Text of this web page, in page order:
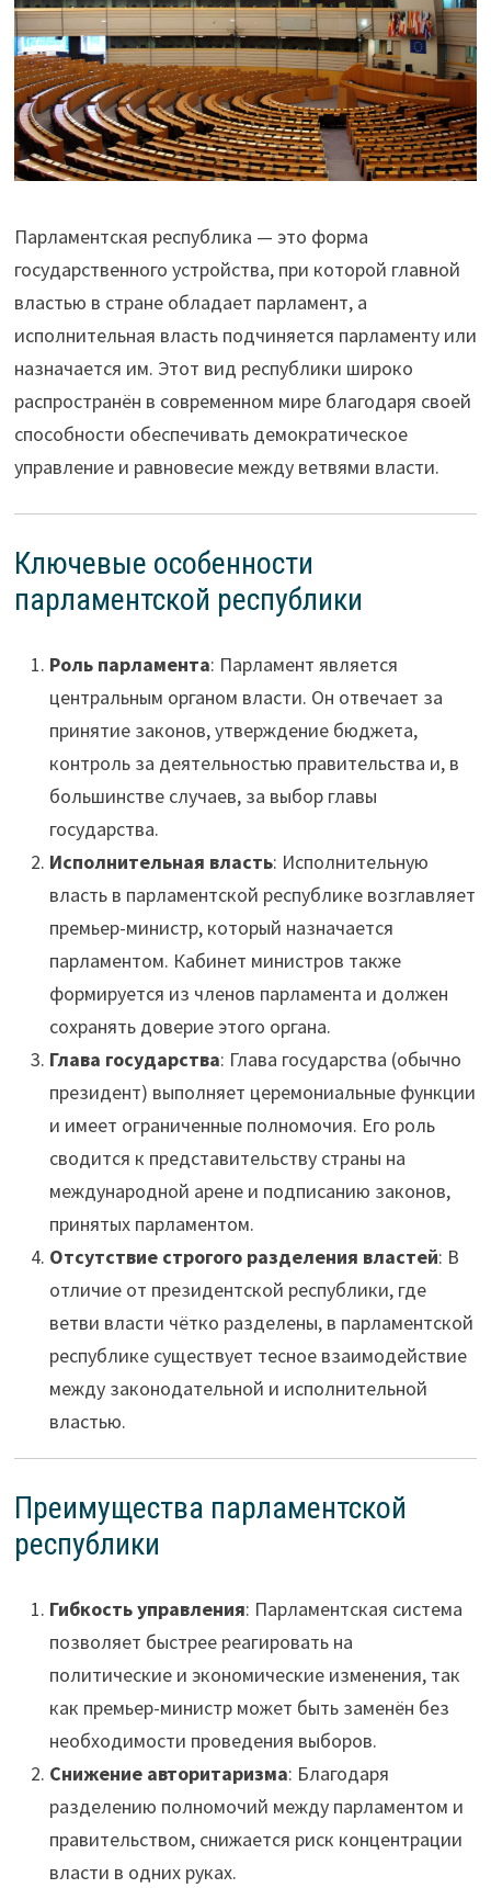
Парламентская республика — это форма
государственного устройства, при которой главной
властью в стране обладает парламент, а
исполнительная власть подчиняется парламенту или
назначается им. Этот вид республики широко
распространён в современном мире благодаря своей
способности обеспечивать демократическое
управление и равновесие между ветвями власти.
Ключевые особенности
парламентской республики
Роль парламента: Парламент является
центральным органом власти. Он отвечает за
принятие законов, утверждение бюджета,
контроль за деятельностью правительства и, в
большинстве случаев, за выбор главы
государства.
Исполнительная власть: Исполнительную
власть в парламентской республике возглавляет
премьер-министр, который назначается
парламентом. Кабинет министров также
формируется из членов парламента и должен
сохранять доверие этого органа.
Глава государства: Глава государства (обычно
президент) выполняет церемониальные функции
и имеет ограниченные полномочия. Его роль
сводится к представительству страны на
международной арене и подписанию законов,
принятых парламентом.
Отсутствие строгого разделения властей: В
отличие от президентской республики, где
ветви власти чётко разделены, в парламентской
республике существует тесное взаимодействие
между законодательной и исполнительной
властью.
Преимущества парламентской
республики
Гибкость управления: Парламентская система
позволяет быстрее реагировать на
политические и экономические изменения, так
как премьер-министр может быть заменён без
необходимости проведения выборов.
Снижение авторитаризма: Благодаря
разделению полномочий между парламентом и
правительством, снижается риск концентрации
власти в одних руках.